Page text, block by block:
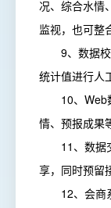
况、综合水情
监视，也可整
9、数据校
统计值进行人
10、Web数
情、预报成果
11、数据交
享，同时预留
12、会商系